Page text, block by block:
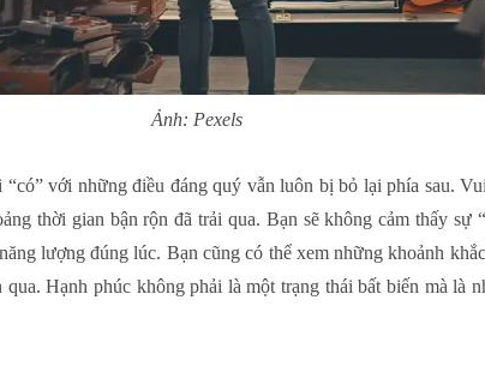
Ảnh: Pexels
với những điều đáng quý vẫn luôn bị bỏ lại phía sau.
thời gian bận rộn đã trải qua. Bạn sẽ không cảm thấy sự
lượng đúng lúc. Bạn cũng có thể xem những khoảnh
Hạnh phúc không phải là một trạng thái bất biến mà là